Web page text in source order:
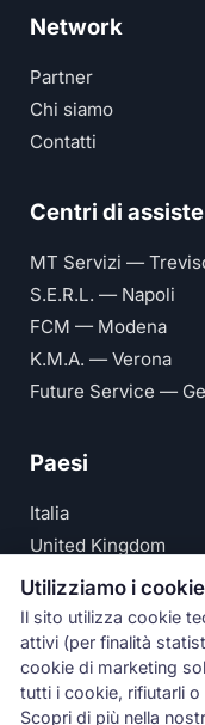
Network
Partner
Chi siamo
Contatti
Centri di
MT Servizi —
S.E.R.L. — Napoli
FCM — Modena
K.M.A. — Verona
Future Service —
Paesi
Italia
United Kingdom
Deutschland
España
© Numeri Primi Srl
Utilizziamo i cookie
Il sito utilizza cookie
attivi (per finalità
cookie di marketing
tutti i cookie, rifiutarli o
Scopri di più nella